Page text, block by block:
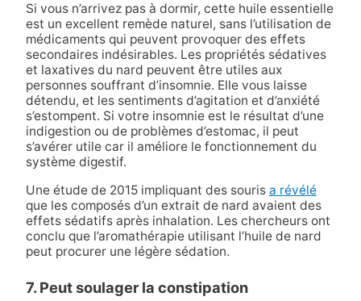
Si vous n’arrivez pas à dormir, cette huile essentielle
est un excellent remède naturel, sans l’utilisation de
médicaments qui peuvent provoquer des effets
secondaires indésirables. Les propriétés sédatives
et laxatives du nard peuvent être utiles aux
personnes souffrant d’insomnie. Elle vous laisse
détendu, et les sentiments d’agitation et d’anxiété
s’estompent. Si votre insomnie est le résultat d’une
indigestion ou de problèmes d’estomac, il peut
s’avérer utile car il améliore le fonctionnement du
système digestif.
Une étude de 2015 impliquant des souris a révélé
que les composés d’un extrait de nard avaient des
effets sédatifs après inhalation. Les chercheurs ont
conclu que l’aromathérapie utilisant l’huile de nard
peut procurer une légère sédation.
7. Peut soulager la constipation